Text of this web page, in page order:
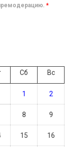
*
Сб Вс
1 2
8 9
15 16